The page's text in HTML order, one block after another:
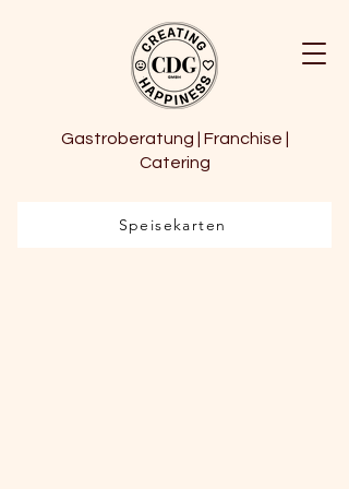
Gastroberatung | Franchise |
Catering
Speisekarten